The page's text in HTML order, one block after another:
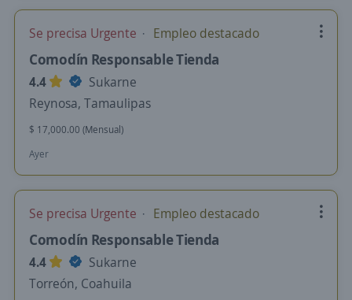
Se precisa Urgente Empleo destacado
Comodín Responsable Tienda
4.4
Sukarne
Reynosa, Tamaulipas
$ 17,000.00 (Mensual)
Ayer
Se precisa Urgente Empleo destacado
Comodín Responsable Tienda
4.4
Sukarne
Torreón, Coahuila